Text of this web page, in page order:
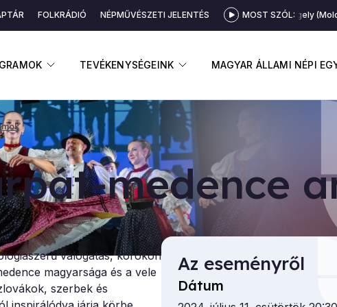
MEGNYITÁSA ALMENÜ MEGNYITÁSA
TEVÉKENYSÉGEINK ALMENÜ MEGNYITÁSA
MAGYAR ÁLLAMI NÉPI
FOLKRÁDIÓ NÉPMŰVÉSZETI JELENTÉS MOST SZÓL:Gergely
me­den­ce
válogatás, korokon
magyarsága és a vele
szerbek és
Az eseményről
Dátum